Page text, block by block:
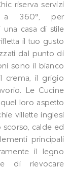
riserva servizi
a 360°, per
una casa di stile
il tuo gusto
dal punto di
sono il bianco
crema, il grigio
Le Cucine
loro aspetto
villette inglesi
scorso, calde ed
principali
il legno
di rievocare